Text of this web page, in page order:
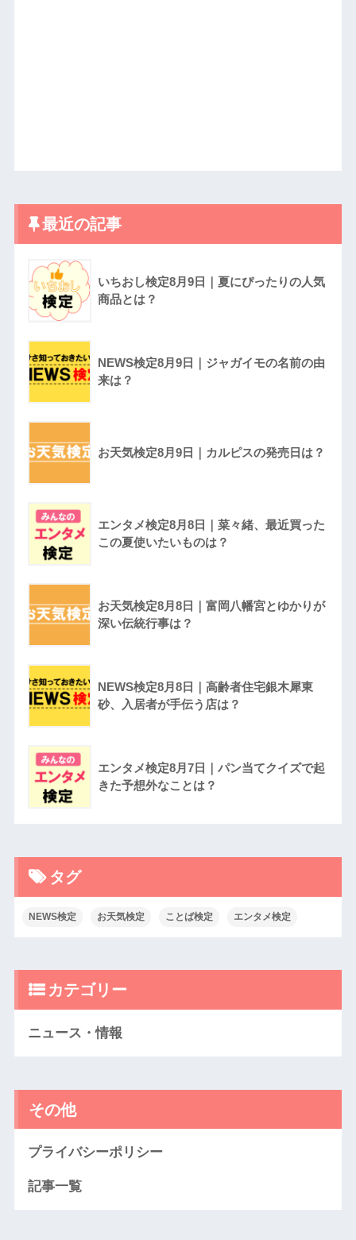
最近の記事
いちおし検定8月9日｜夏にぴったりの人気
商品とは？
NEWS検定8月9日｜ジャガイモの名前の由
来は？
お天気検定8月9日｜カルピスの発売日は？
エンタメ検定8月8日｜菜々緒、最近買った
この夏使いたいものは？
お天気検定8月8日｜富岡八幡宮とゆかりが
深い伝統行事は？
NEWS検定8月8日｜高齢者住宅銀木犀東
砂、入居者が手伝う店は？
エンタメ検定8月7日｜パン当てクイズで起
きた予想外なことは？
タグ
NEWS検定 お天気検定 ことば検定 エンタメ検定
カテゴリー
ニュース・情報
その他
プライバシーポリシー
記事一覧